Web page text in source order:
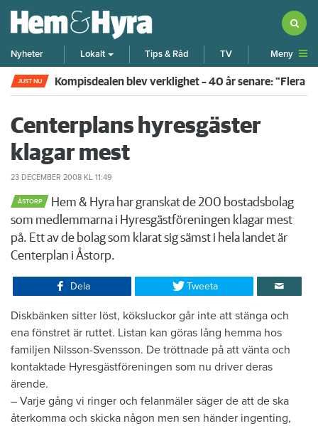
Nyheter Lokalt Tips & Råd TV Meny
JUST NU Kompisdealen blev verklighet – 40 år senare: "Flera
Centerplans hyresgäster
klagar mest
23 DECEMBER 2008 KL 11:49
ÅSTORP
Hem & Hyra har granskat de 200 bostadsbolag
som medlemmarna i Hyresgästföreningen klagar mest
på. Ett av de bolag som klarat sig sämst i hela landet är
Centerplan i Åstorp.
Dela Tweeta
​Diskbänken sitter löst, köksluckor går inte att stänga och
ena fönstret är ruttet. Listan kan göras lång hemma hos
familjen Nilsson-Svensson. De tröttnade på att vänta och
kontaktade Hyresgästföreningen som nu driver deras
ärende.
– Varje gång vi ringer och felanmäler säger de att de ska
återkomma och skicka någon men sen händer ingenting,